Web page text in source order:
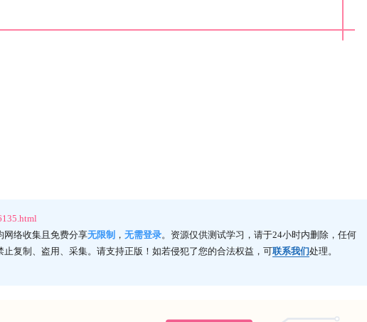
网络收集且免费分享无限制 ， 无需登录。资源仅供测试学习，请于24小时内删除，任何
复制、盗用、采集。请支持正版！如若侵犯了您的合法权益，可联系我们处理。